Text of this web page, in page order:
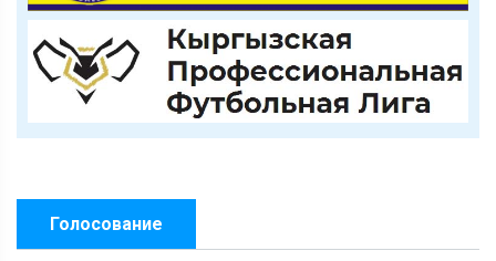
Голосование